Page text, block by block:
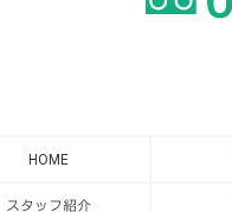
HOME
スタッフ紹介